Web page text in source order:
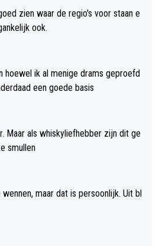
zien waar de regio's voor staan e
ook.
hoewel ik al menige drams geproefd
inderdaad een goede basis
Maar als whiskyliefhebber zijn dit ge
smullen
maar dat is persoonlijk. Uit bl